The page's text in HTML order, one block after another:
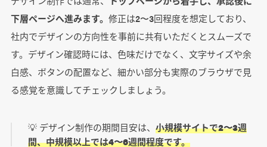
下層ページへ進みます。 修正は2〜3回程度を想定しており、
社内でデザインの方向性を事前に共有いただくとスムーズで
す。デザイン確認時には、色味だけでなく、文字サイズや余
白感、ボタンの配置など、細かい部分も実際のブラウザで見
る感覚を意識してチェックしましょう。
💡 デザイン制作の期間目安は、小規模サイトで2〜3週
間、中規模以上では4〜6週間程度です。